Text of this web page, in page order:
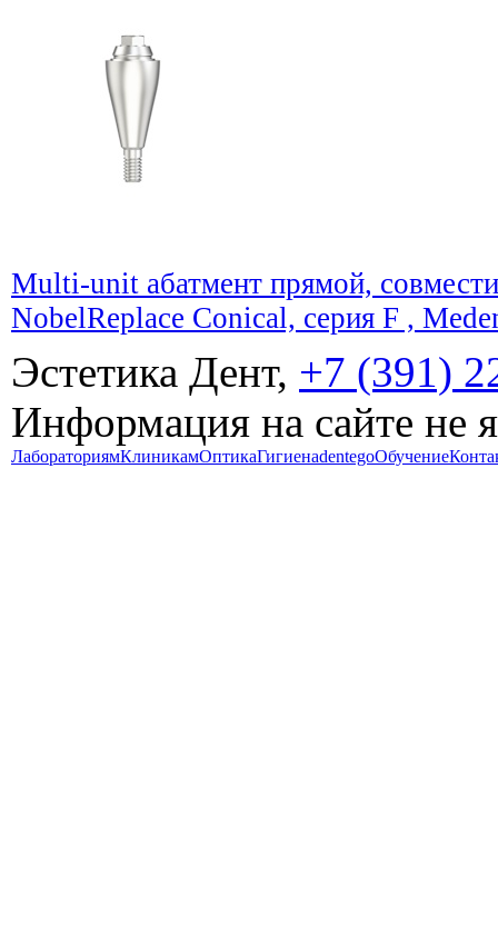
Multi-unit абатмент прямой,
NobelReplace Conical, серия F ,
Эстетика Дент, +7 (391)
Информация на сайте не
ЛабораториямКлиникамОптикаГигиенаdentegoОбучение